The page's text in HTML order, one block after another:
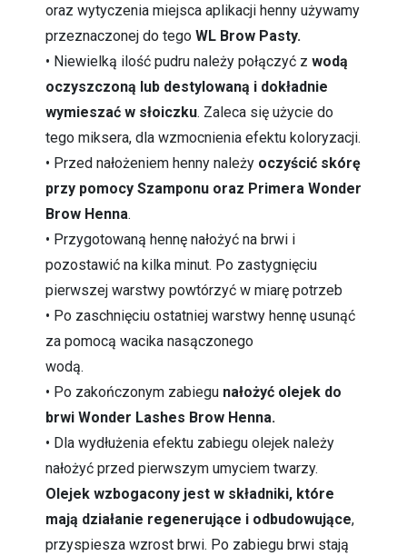
oraz wytyczenia miejsca aplikacji henny używamy
przeznaczonej do tego WL Brow Pasty.
• Niewielką ilość pudru należy połączyć z wodą
oczyszczoną lub destylowaną i dokładnie
wymieszać w słoiczku. Zaleca się użycie do
tego miksera, dla wzmocnienia efektu koloryzacji.
• Przed nałożeniem henny należy oczyścić skórę
przy pomocy Szamponu oraz Primera Wonder
Brow Henna.
• Przygotowaną hennę nałożyć na brwi i
pozostawić na kilka minut. Po zastygnięciu
pierwszej warstwy powtórzyć w miarę potrzeb
• Po zaschnięciu ostatniej warstwy hennę usunąć
za pomocą wacika nasączonego
wodą.
• Po zakończonym zabiegu nałożyć olejek do
brwi Wonder Lashes Brow Henna.
• Dla wydłużenia efektu zabiegu olejek należy
nałożyć przed pierwszym umyciem twarzy.
Olejek wzbogacony jest w składniki, które
mają działanie regenerujące i odbudowujące,
przyspiesza wzrost brwi. Po zabiegu brwi stają